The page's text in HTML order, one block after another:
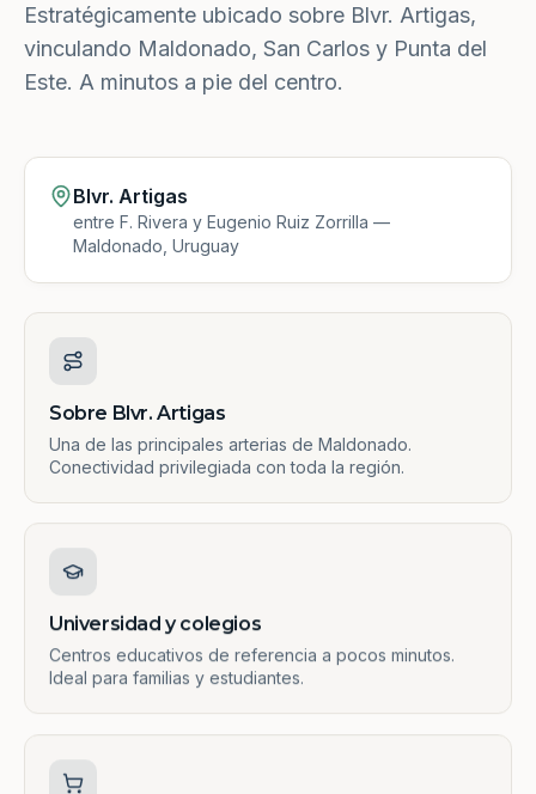
Estratégicamente ubicado sobre Blvr. Artigas,
vinculando Maldonado, San Carlos y Punta del
Este. A minutos a pie del centro.
Blvr. Artigas
entre F. Rivera y Eugenio Ruiz Zorrilla —
Maldonado, Uruguay
Sobre Blvr. Artigas
Una de las principales arterias de Maldonado.
Conectividad privilegiada con toda la región.
Universidad y colegios
Centros educativos de referencia a pocos minutos.
Ideal para familias y estudiantes.